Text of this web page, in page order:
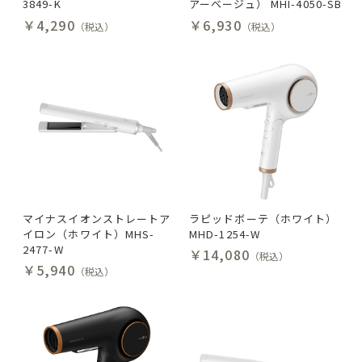
3849-K
￥4,290 （税込）
アーベージュ） MHI-4050-SB
￥6,930 （税込）
マイナスイオンストレートア
イロン（ホワイト）MHS-
2477-W
￥5,940 （税込）
ラピッドボーテ（ホワイト）
MHD-1254-W
￥14,080 （税込）